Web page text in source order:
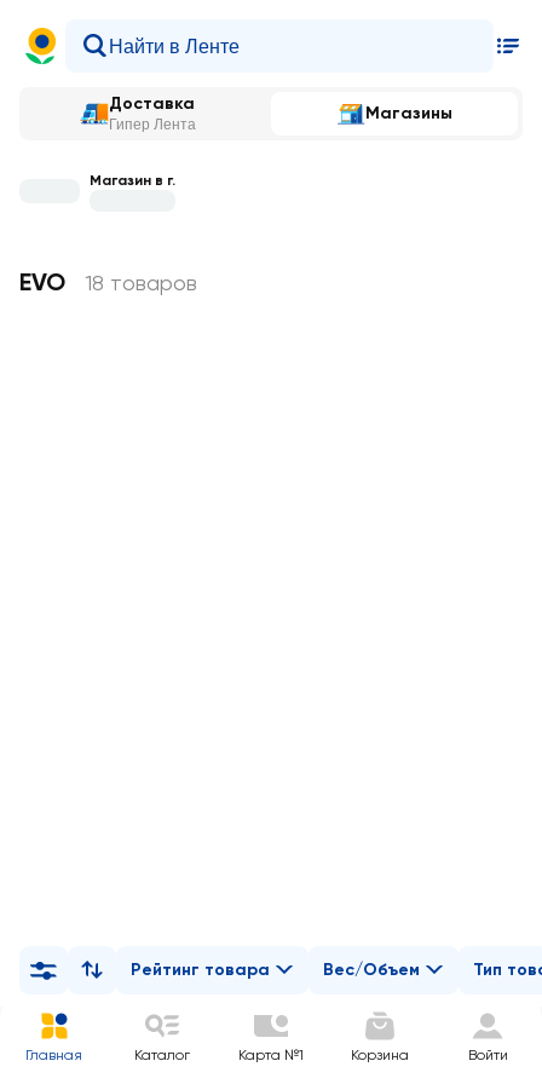
Доставка
Гипер Лента
Магазины
Магазин в г.
EVO 18 товаров
Рейтинг товара Вес/Объем Тип
Главная Каталог Карта №1 Корзина Войти